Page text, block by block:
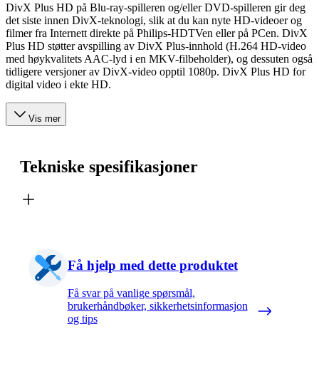
DivX Plus HD på Blu-ray-spilleren og/eller DVD-spilleren gir deg
det siste innen DivX-teknologi, slik at du kan nyte HD-videoer og
filmer fra Internett direkte på Philips-HDTVen eller på PCen. DivX
Plus HD støtter avspilling av DivX Plus-innhold (H.264 HD-video
med høykvalitets AAC-lyd i en MKV-filbeholder), og dessuten også
tidligere versjoner av DivX-video opptil 1080p. DivX Plus HD for
digital video i ekte HD.
Vis mer
Tekniske spesifikasjoner
Få hjelp med dette produktet
Få svar på vanlige spørsmål,
brukerhåndbøker, sikkerhetsinformasjon
og tips